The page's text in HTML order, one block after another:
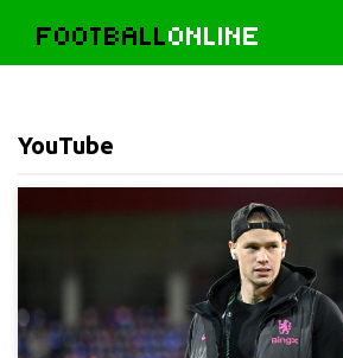
FOOTBALLONLINE
YouTube